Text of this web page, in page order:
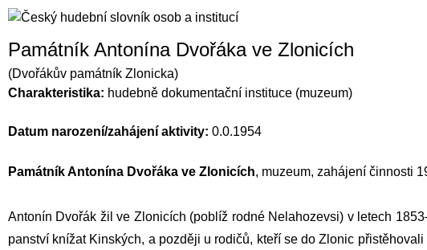
Památník Antonína Dvořáka ve Zlonicích
(Dvořákův památník Zlonicka)
Charakteristika: hudebně dokumentační instituce (muzeum)
Datum narození/zahájení aktivity: 0.0.1954
Památník Antonína Dvořáka ve Zlonicích, muzeum, zahájení činnosti
Antonín Dvořák žil ve Zlonicích (poblíž rodné Nelahozevsi) v letech
panství knížat Kinských, a později u rodičů, kteří se do Zlonic